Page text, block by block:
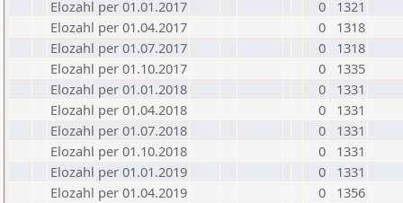
Elozahl per 01.01.2017
0
1321
Elozahl per 01.04.2017
0
1318
Elozahl per 01.07.2017
0
1318
Elozahl per 01.10.2017
0
1335
Elozahl per 01.01.2018
0
1331
Elozahl per 01.04.2018
0
1331
Elozahl per 01.07.2018
0
1331
Elozahl per 01.10.2018
0
1331
Elozahl per 01.01.2019
0
1331
Elozahl per 01.04.2019
0
1356